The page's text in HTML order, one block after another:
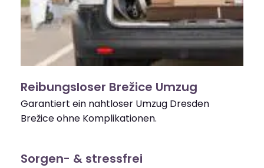
Reibungsloser Brežice Umzug
Garantiert ein nahtloser Umzug Dresden
Brežice ohne Komplikationen.
Sorgen- & stressfrei